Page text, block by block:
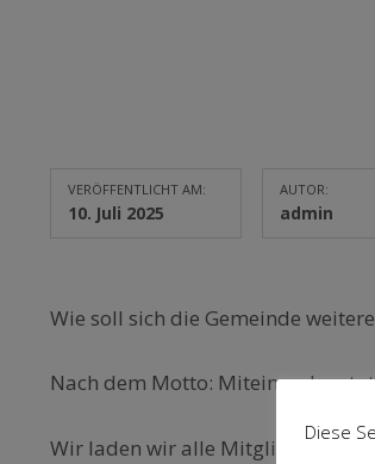
VERÖFFENTLICHT AM:
10. Juli 2025
AUTOR:
admin
Wie soll sich die Gemeinde
Nach dem Motto: Miteinander
Wir laden wir alle Mitglieder der
Diese